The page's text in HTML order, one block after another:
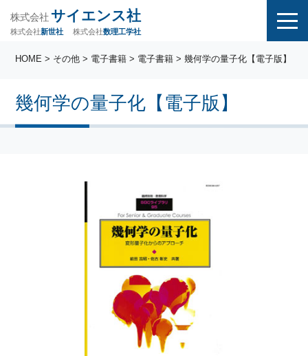
株式会社 サイエンス社
株式会社新世社 株式会社数理工学社
幾何学の量子化【電子版】
HOME > その他 > 電子書籍 > 電子書籍 > 幾何学の量子化【電子版】